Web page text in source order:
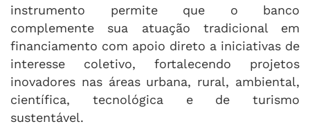
instrumento permite que o banco
complemente sua atuação tradicional em
financiamento com apoio direto a iniciativas de
interesse coletivo, fortalecendo projetos
inovadores nas áreas urbana, rural, ambiental,
científica, tecnológica e de turismo
sustentável.